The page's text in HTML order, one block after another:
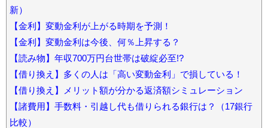
新）
【金利】変動金利が上がる時期を予測！
【金利】変動金利は今後、何％上昇する？
【読み物】年収700万円台世帯は破綻必至!?
【借り換え】多くの人は「高い変動金利」で損している！
【借り換え】メリット額が分かる返済額シミュレーション
【諸費用】手数料・引越し代も借りられる銀行は？（17銀行
比較）